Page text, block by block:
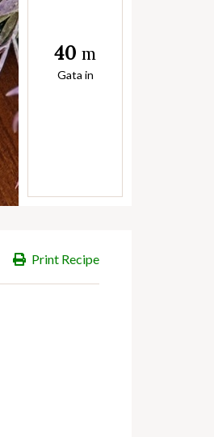
40 m
Gata in
Print Recipe